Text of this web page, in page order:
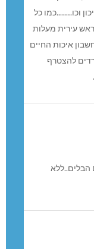
וכו……..כמו כל
ראש עירית מעלות
איכות החיים
להצטרף
הבלים..ללא